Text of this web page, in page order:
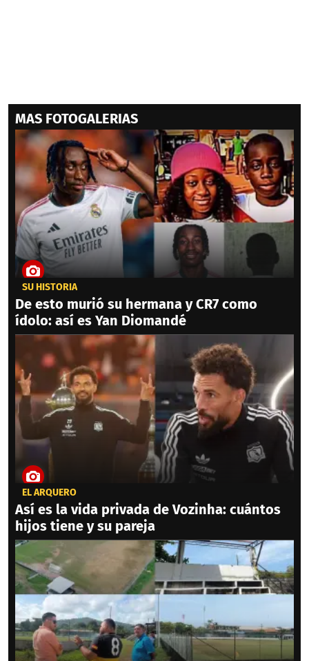
MAS FOTOGALERIAS
SU HISTORIA
De esto murió su hermana y CR7 como
ídolo: así es Yan Diomandé
EL ARQUERO
Así es la vida privada de Vozinha: cuántos
hijos tiene y su pareja